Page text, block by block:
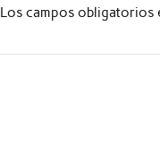
Los campos obligatorios